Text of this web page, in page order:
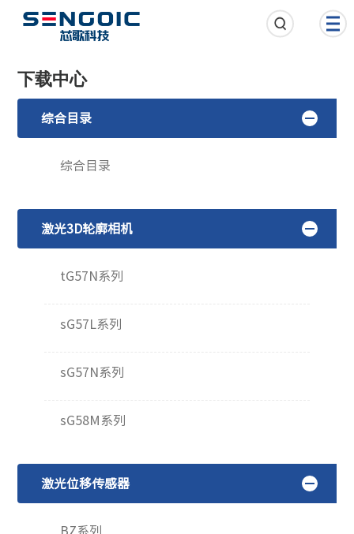
下载中心
综合目录
综合目录
激光3D轮廓相机
tG57N系列
sG57L系列
sG57N系列
sG58M系列
激光位移传感器
BZ系列